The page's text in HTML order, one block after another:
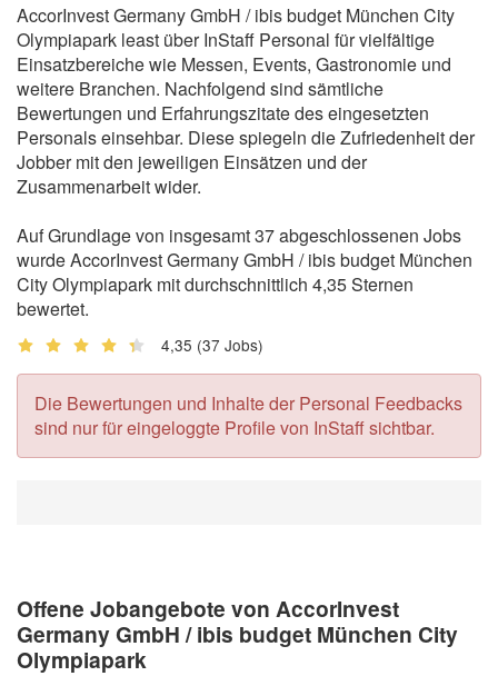
AccorInvest Germany GmbH / ibis budget München City
Olympiapark least über InStaff Personal für vielfältige
Einsatzbereiche wie Messen, Events, Gastronomie und
weitere Branchen. Nachfolgend sind sämtliche
Bewertungen und Erfahrungszitate des eingesetzten
Personals einsehbar. Diese spiegeln die Zufriedenheit der
Jobber mit den jeweiligen Einsätzen und der
Zusammenarbeit wider.
Auf Grundlage von insgesamt 37 abgeschlossenen Jobs
wurde AccorInvest Germany GmbH / ibis budget München
City Olympiapark mit durchschnittlich 4,35 Sternen
bewertet.
4,35 (37 Jobs)
Die Bewertungen und Inhalte der Personal Feedbacks
sind nur für eingeloggte Profile von InStaff sichtbar.
Offene Jobangebote von AccorInvest
Germany GmbH / ibis budget München City
Olympiapark